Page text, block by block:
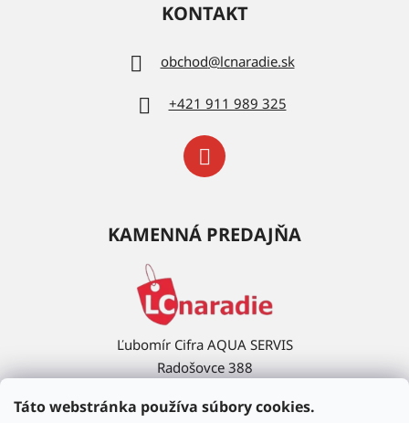
Táto webstránka používa súbory cookies.
KONTAKT
obchod@lcnaradie.sk
+421 911 989 325
KAMENNÁ PREDAJŇA
Ľubomír Cifra AQUA SERVIS
Radošovce 388